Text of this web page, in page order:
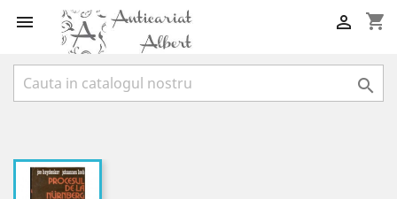
 shopping_cart

